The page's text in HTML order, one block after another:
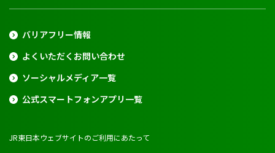
バリアフリー情報
よくいただくお問い合わせ
ソーシャルメディア一覧
公式スマートフォンアプリ一覧
JR東日本ウェブサイトのご利用にあたって